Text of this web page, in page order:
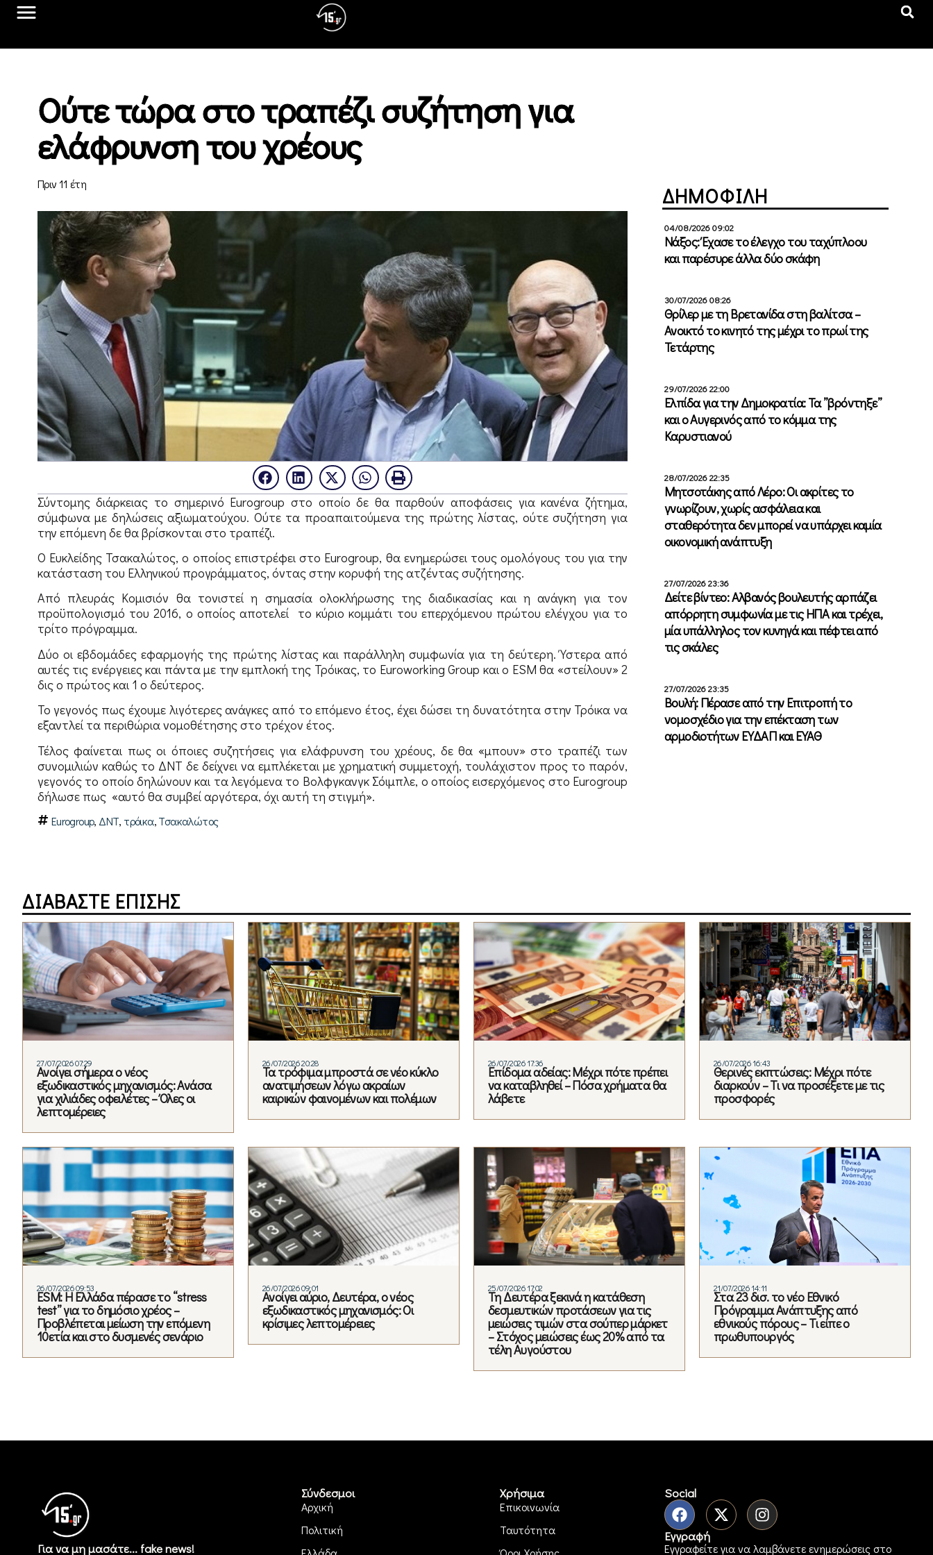
Ούτε τώρα στο τραπέζι συζήτηση για
ελάφρυνση του χρέους
Πριν 11 έτη
Σύντομης διάρκειας το σημερινό Eurogroup στο οποίο δε θα παρθούν αποφάσεις για κανένα ζήτημα,
σύμφωνα με δηλώσεις αξιωματούχου. Ούτε τα προαπαιτούμενα της πρώτης λίστας, ούτε συζήτηση για
την επόμενη δε θα βρίσκονται στο τραπέζι.
Ο Ευκλείδης Τσακαλώτος, ο οποίος επιστρέφει στο Eurogroup, θα ενημερώσει τους ομολόγους του για την
κατάσταση του Ελληνικού προγράμματος, όντας στην κορυφή της ατζέντας συζήτησης.
Από πλευράς Κομισιόν θα τονιστεί η σημασία ολοκλήρωσης της διαδικασίας και η ανάγκη για τον
προϋπολογισμό του 2016, ο οποίος αποτελεί το κύριο κομμάτι του επερχόμενου πρώτου ελέγχου για το
τρίτο πρόγραμμα.
Δύο οι εβδομάδες εφαρμογής της πρώτης λίστας και παράλληλη συμφωνία για τη δεύτερη. Ύστερα από
αυτές τις ενέργειες και πάντα με την εμπλοκή της Τρόικας, το Euroworking Group και ο ESM θα «στείλουν» 2
δις ο πρώτος και 1 ο δεύτερος.
Το γεγονός πως έχουμε λιγότερες ανάγκες από το επόμενο έτος, έχει δώσει τη δυνατότητα στην Τρόικα να
εξαντλεί τα περιθώρια νομοθέτησης στο τρέχον έτος.
Τέλος φαίνεται πως οι όποιες συζητήσεις για ελάφρυνση του χρέους, δε θα «μπουν» στο τραπέζι των
συνομιλιών καθώς το ΔΝΤ δε δείχνει να εμπλέκεται με χρηματική συμμετοχή, τουλάχιστον προς το παρόν,
γεγονός το οποίο δηλώνουν και τα λεγόμενα το Βολφγκανγκ Σόιμπλε, ο οποίος εισερχόμενος στο Eurogroup
δήλωσε πως «αυτό θα συμβεί αργότερα, όχι αυτή τη στιγμή».
Eurogroup, ΔΝΤ, τρόικα,Τσακαλώτος
ΔΗΜΟΦΙΛΗ
04/08/2026 09:02
Νάξος: Έχασε το έλεγχο του ταχύπλοου
και παρέσυρε άλλα δύο σκάφη
30/07/2026 08:26
Θρίλερ με τη Βρετανίδα στη βαλίτσα –
Ανοικτό το κινητό της μέχρι το πρωί της
Τετάρτης
29/07/2026 22:00
Ελπίδα για την Δημοκρατία: Τα ”βρόντηξε”
και ο Αυγερινός από το κόμμα της
Καρυστιανού
28/07/2026 22:35
Μητσοτάκης από Λέρο: Οι ακρίτες το
γνωρίζουν, χωρίς ασφάλεια και
σταθερότητα δεν μπορεί να υπάρχει καμία
οικονομική ανάπτυξη
27/07/2026 23:36
Δείτε βίντεο: Αλβανός βουλευτής αρπάζει
απόρρητη συμφωνία με τις ΗΠΑ και τρέχει,
μία υπάλληλος τον κυνηγά και πέφτει από
τις σκάλες
27/07/2026 23:35
Βουλή: Πέρασε από την Επιτροπή το
νομοσχέδιο για την επέκταση των
αρμοδιοτήτων ΕΥΔΑΠ και ΕΥΑΘ
ΔΙΑΒΑΣΤΕ ΕΠΙΣΗΣ
27/07/2026 07:29
Ανοίγει σήμερα ο νέος
εξωδικαστικός μηχανισμός: Ανάσα
για χιλιάδες οφειλέτες – Όλες οι
λεπτομέρειες
26/07/2026 20:28
Τα τρόφιμα μπροστά σε νέο κύκλο
ανατιμήσεων λόγω ακραίων
καιρικών φαινομένων και πολέμων
26/07/2026 17:36
Επίδομα αδείας: Μέχρι πότε πρέπει
να καταβληθεί – Πόσα χρήματα θα
λάβετε
26/07/2026 16:43
Θερινές εκπτώσεις: Μέχρι πότε
διαρκούν – Τι να προσέξετε με τις
προσφορές
26/07/2026 09:53
ESM: Η Ελλάδα πέρασε το “stress
test” για το δημόσιο χρέος –
Προβλέπεται μείωση την επόμενη
10ετία και στο δυσμενές σενάριο
26/07/2026 09:01
Ανοίγει αύριο, Δευτέρα, ο νέος
εξωδικαστικός μηχανισμός: Οι
κρίσιμες λεπτομέρειες
25/07/2026 17:02
Τη Δευτέρα ξεκινά η κατάθεση
δεσμευτικών προτάσεων για τις
μειώσεις τιμών στα σούπερ μάρκετ
– Στόχος μειώσεις έως 20% από τα
τέλη Αυγούστου
21/07/2026 14:11
Στα 23 δισ. το νέο Εθνικό
Πρόγραμμα Ανάπτυξης από
εθνικούς πόρους – Τι είπε ο
πρωθυπουργός
Για να μη μασάτε... fake news!
Σύνδεσμοι
Αρχική
Πολιτική
Χρήσιμα
Επικοινωνία
Ταυτότητα
Social
Εγγραφή
Εγγραφείτε για να λαμβάνετε ενημερώσεις στο